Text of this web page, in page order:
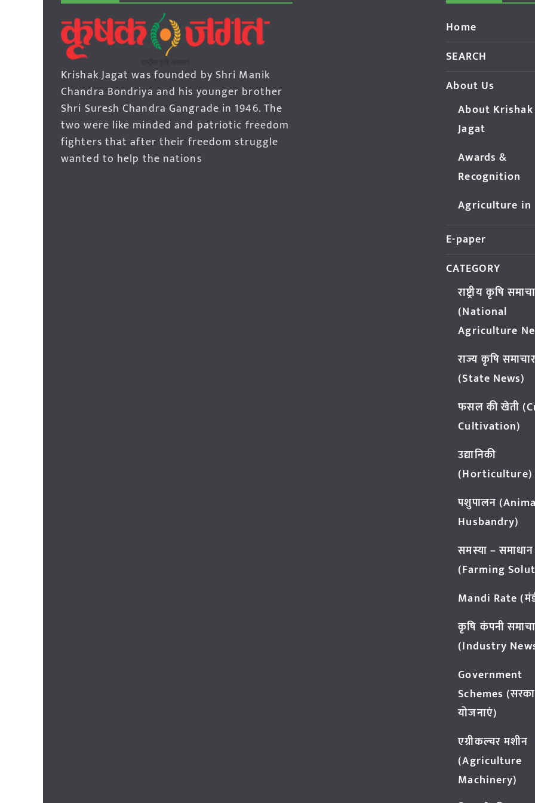
Krishak Jagat was founded by Shri Manik
Chandra Bondriya and his younger brother
Shri Suresh Chandra Gangrade in 1946. The
two were like minded and patriotic freedom
fighters that after their freedom struggle
wanted to help the nations
Home
SEARCH
About Us
About Krishak
Jagat
Awards &
Recognition
Agriculture in
E-paper
CATEGORY
राष्ट्रीय कृषि
(National
Agriculture
राज्य कृषि समाचार
(State News)
फसल की खेती
Cultivation)
उद्यानिकी
(Horticulture)
पशुपालन
Husbandry)
समस्या – समाधान
(Farming
Mandi Rate
कृषि कंपनी
(Industry
Government
Schemes
योजनाएं)
एग्रीकल्चर मशीन
(Agriculture
Machinery)